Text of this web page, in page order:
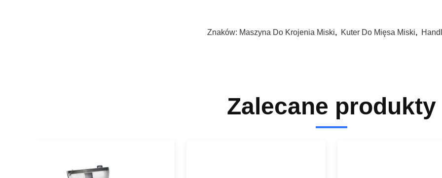
Znaków: Maszyna Do Krojenia Miski, Kuter Do Mięsa Miski,
Zalecane produkty